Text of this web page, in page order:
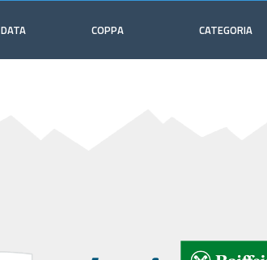
DATA COPPA CATEGORIA